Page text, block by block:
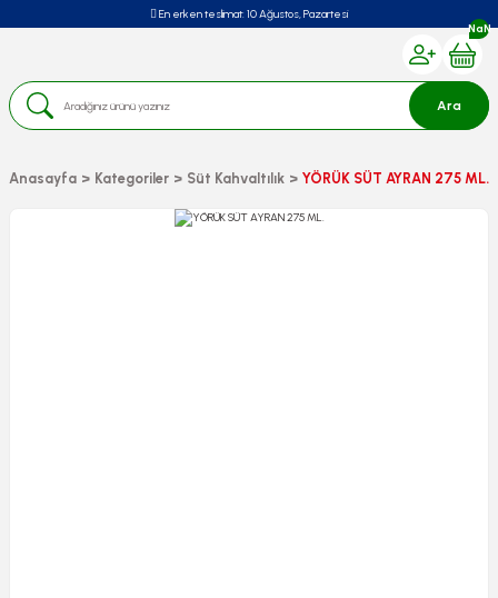
En erken teslimat: 10 Ağustos, Pazartesi
Ara
NaN
Anasayfa Kategoriler Süt Kahvaltılık YÖRÜK SÜT AYRAN 275 ML.